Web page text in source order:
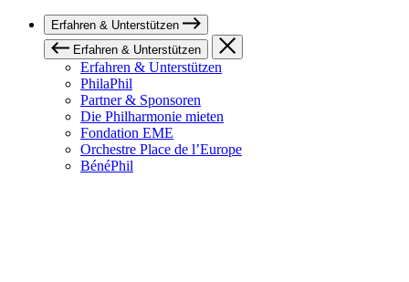
Erfahren & Unterstützen
Erfahren & Unterstützen
Erfahren & Unterstützen
PhilaPhil
Partner & Sponsoren
Die Philharmonie mieten
Fondation EME
Orchestre Place de l’Europe
BénéPhil